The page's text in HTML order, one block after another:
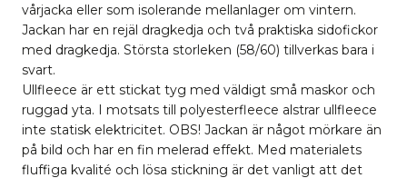
vårjacka eller som isolerande mellanlager om vintern.
Jackan har en rejäl dragkedja och två praktiska sidofickor
med dragkedja. Största storleken (58/60) tillverkas bara i
svart.
Ullfleece är ett stickat tyg med väldigt små maskor och
ruggad yta. I motsats till polyesterfleece alstrar ullfleece
inte statisk elektricitet. OBS! Jackan är något mörkare än
på bild och har en fin melerad effekt. Med materialets
fluffiga kvalité och lösa stickning är det vanligt att det